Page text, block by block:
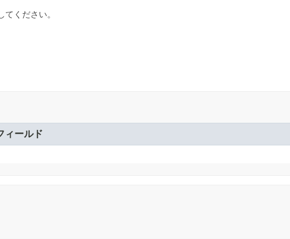
てください。
ィールド